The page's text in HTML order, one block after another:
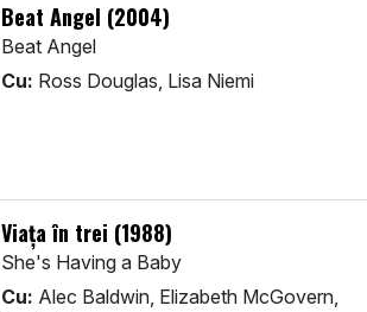
Beat Angel (2004)
Beat Angel
Cu: Ross Douglas, Lisa Niemi
Viața în trei (1988)
She's Having a Baby
Cu: Alec Baldwin, Elizabeth McGovern,